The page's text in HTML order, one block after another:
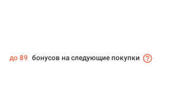
до 89 бонусов на следующие покупки